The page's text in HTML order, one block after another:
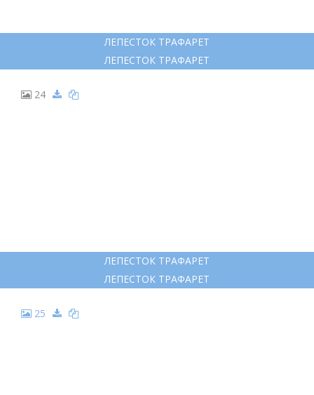
ЛЕПЕСТОК ТРАФАРЕТ
ЛЕПЕСТОК ТРАФАРЕТ
24
ЛЕПЕСТОК ТРАФАРЕТ
ЛЕПЕСТОК ТРАФАРЕТ
25